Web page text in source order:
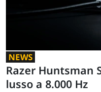
NEWS
Razer Huntsman
lusso a 8.000 Hz